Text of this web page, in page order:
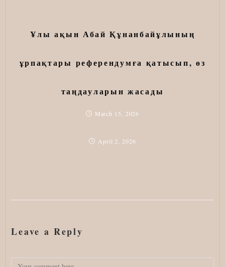
Ұлы ақын Абай Құнанбайұлының
ұрпақтары референдумға қатысып, өз
таңдауларын жасады
March 15, 2026
April 2, 2026
Leave a Reply
Comment